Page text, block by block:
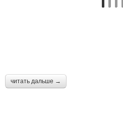
читать дальше →